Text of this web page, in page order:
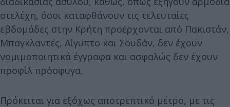
στελέχη, όσοι καταφθάνουν τις τελευταίες
εβδομάδες στην Κρήτη προέρχονται από Πακιστάν,
Μπαγκλαντές, Αίγυπτο και Σουδάν, δεν έχουν
νομιμοποιητικά έγγραφα και ασφαλώς δεν έχουν
προφίλ πρόσφυγα.
Πρόκειται για εξόχως αποτρεπτικό μέτρο, με τις